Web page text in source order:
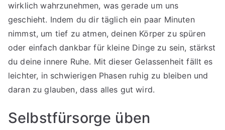
wirklich wahrzunehmen, was gerade um uns
geschieht. Indem du dir täglich ein paar Minuten
nimmst, um tief zu atmen, deinen Körper zu spüren
oder einfach dankbar für kleine Dinge zu sein, stärkst
du deine innere Ruhe. Mit dieser Gelassenheit fällt es
leichter, in schwierigen Phasen ruhig zu bleiben und
daran zu glauben, dass alles gut wird.
Selbstfürsorge üben